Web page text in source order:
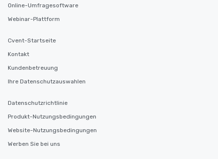
Online-Umfragesoftware
Webinar-Plattform
Cvent-Startseite
Kontakt
Kundenbetreuung
Ihre Datenschutzauswahlen
Datenschutzrichtlinie
Produkt-Nutzungsbedingungen
Website-Nutzungsbedingungen
Werben Sie bei uns